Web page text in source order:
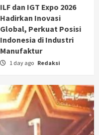
ILF dan IGT Expo 2026
Hadirkan Inovasi
Global, Perkuat Posisi
Indonesia di Industri
Manufaktur
1 day ago Redaksi